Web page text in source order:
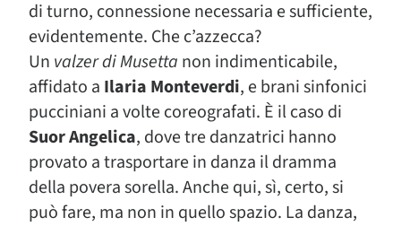
di turno, connessione necessaria e sufficiente,
evidentemente. Che c’azzecca?
Un valzer di Musetta non indimenticabile,
affidato a Ilaria Monteverdi, e brani sinfonici
pucciniani a volte coreografati. È il caso di
Suor Angelica, dove tre danzatrici hanno
provato a trasportare in danza il dramma
della povera sorella. Anche qui, sì, certo, si
può fare, ma non in quello spazio. La danza,